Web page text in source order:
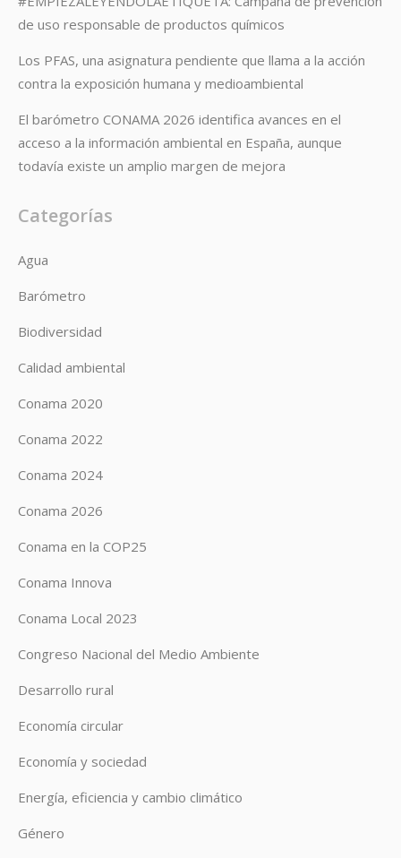
de uso responsable de productos químicos
Los PFAS, una asignatura pendiente que llama a la acción
contra la exposición humana y medioambiental
El barómetro CONAMA 2026 identifica avances en el
acceso a la información ambiental en España, aunque
todavía existe un amplio margen de mejora
Categorías
Agua
Barómetro
Biodiversidad
Calidad ambiental
Conama 2020
Conama 2022
Conama 2024
Conama 2026
Conama en la COP25
Conama Innova
Conama Local 2023
Congreso Nacional del Medio Ambiente
Desarrollo rural
Economía circular
Economía y sociedad
Energía, eficiencia y cambio climático
Género